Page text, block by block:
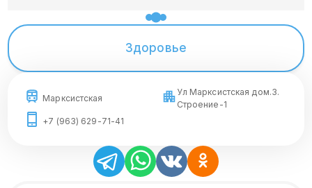
Здоровье
Марксистская
Ул Марксистская дом.3.
Строение-1
+7 (963) 629-71-41